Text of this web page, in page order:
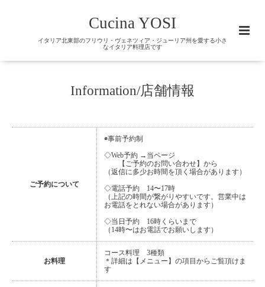
Cucina YOSI
イタリア北東部のフリウリ・ヴェネツィア・ジューリア州を愛する小さ
なイタリア料理店です
Information/店舗情報
ご予約について
◉事前予約制
◇Web予約 →当ページ
【ご予約のお問い合わせ】から
（返信に多少お時間を頂く場合があります）
◇電話予約 14〜17時
（上記の時間が繋がりやすいです。営業中は
お電話をとれない場合があります）
◇当日予約 16時くらいまで
（14時〜はお電話でお願いします）
お料理
コース料理 3種類
＊詳細は【メニュー】の項目からご覧頂けま
す